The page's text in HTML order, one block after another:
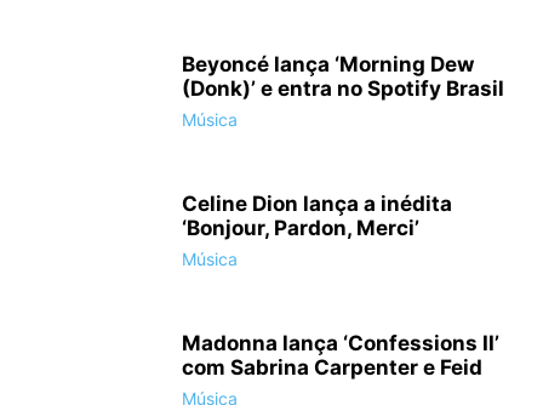
Beyoncé lança ‘Morning Dew
(Donk)’ e entra no Spotify Brasil
Música
Celine Dion lança a inédita
‘Bonjour, Pardon, Merci’
Música
Madonna lança ‘Confessions II’
com Sabrina Carpenter e Feid
Música